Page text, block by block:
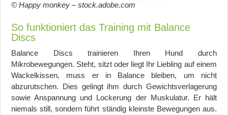
© Happy monkey – stock.adobe.com
So funktioniert das Training mit Balance
Discs
Balance Discs trainieren Ihren Hund durch
Mikrobewegungen. Steht, sitzt oder liegt Ihr Liebling auf einem
Wackelkissen, muss er in Balance bleiben, um nicht
abzurutschen. Dies gelingt ihm durch Gewichtsverlagerung
sowie Anspannung und Lockerung der Muskulatur. Er hält
niemals still, sondern führt ständig kleinste Bewegungen aus.